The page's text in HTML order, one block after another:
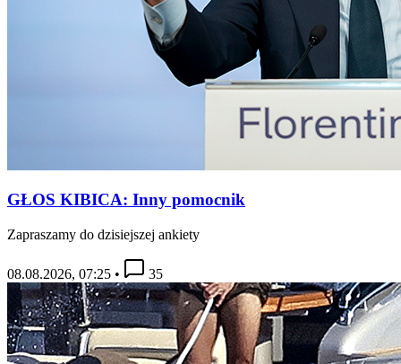
GŁOS KIBICA: Inny pomocnik
Zapraszamy do dzisiejszej ankiety
08.08.2026, 07:25 • 35